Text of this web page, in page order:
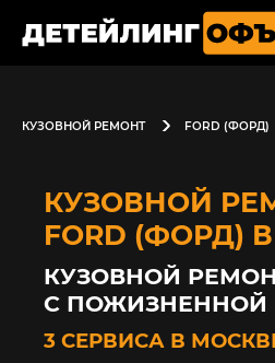
КУЗОВНОЙ РЕМОНТ FORD (ФОРД)
КУЗОВНОЙ
FORD (ФОРД)
КУЗОВНОЙ
С ПОЖИЗНЕННОЙ
3 СЕРВИСА В